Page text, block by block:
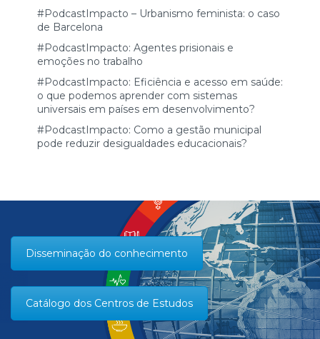
#PodcastImpacto – Urbanismo feminista: o caso
de Barcelona
#PodcastImpacto: Agentes prisionais e
emoções no trabalho
#PodcastImpacto: Eficiência e acesso em saúde:
o que podemos aprender com sistemas
universais em países em desenvolvimento?
#PodcastImpacto: Como a gestão municipal
pode reduzir desigualdades educacionais?
Disseminação do conhecimento
Catálogo dos Centros de Estudos